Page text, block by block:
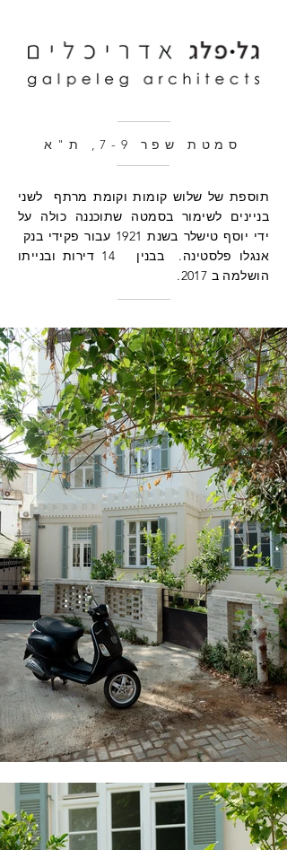
סמטת שפר 7-9, ת"א
תוספת של שלוש קומות וקומת מרתף לשני
בניינים לשימור בסמטה שתוכננה כולה על
ידי יוסף טישלר בשנת 1921 עבור פקידי בנק
אנגלו פלסטינה. בבנין 14 דירות ובנייתו
הושלמה ב 2017.